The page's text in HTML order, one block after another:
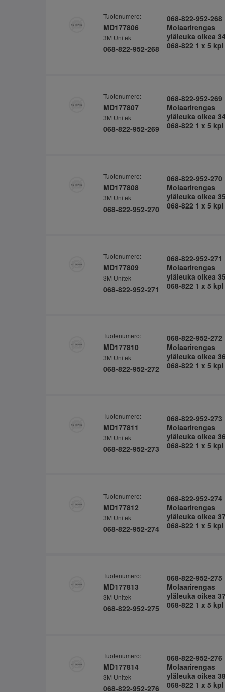
Tuotenumero:
MD177806
3M Unitek
068-822-952-268
068-822-952-268
Molaarirengas
yläleuka oikea
068-822 1 x 5 kpl
Tuotenumero:
MD177807
3M Unitek
068-822-952-269
068-822-952-269
Molaarirengas
yläleuka oikea
068-822 1 x 5 kpl
Tuotenumero:
MD177808
3M Unitek
068-822-952-270
068-822-952-270
Molaarirengas
yläleuka oikea
068-822 1 x 5 kpl
Tuotenumero:
MD177809
3M Unitek
068-822-952-271
068-822-952-271
Molaarirengas
yläleuka oikea
068-822 1 x 5 kpl
Tuotenumero:
MD177810
3M Unitek
068-822-952-272
068-822-952-272
Molaarirengas
yläleuka oikea
068-822 1 x 5 kpl
Tuotenumero:
MD177811
3M Unitek
068-822-952-273
068-822-952-273
Molaarirengas
yläleuka oikea
068-822 1 x 5 kpl
Tuotenumero:
MD177812
3M Unitek
068-822-952-274
068-822-952-274
Molaarirengas
yläleuka oikea
068-822 1 x 5 kpl
Tuotenumero:
MD177813
3M Unitek
068-822-952-275
068-822-952-275
Molaarirengas
yläleuka oikea
068-822 1 x 5 kpl
Tuotenumero:
MD177814
3M Unitek
068-822-952-276
068-822-952-276
Molaarirengas
yläleuka oikea
068-822 1 x 5 kpl